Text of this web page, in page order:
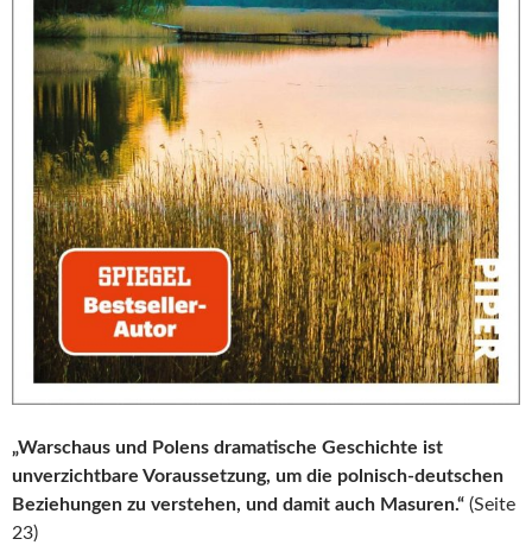
„Warschaus und Polens dramatische Geschichte ist
unverzichtbare Voraussetzung, um die polnisch-deutschen
Beziehungen zu verstehen, und damit auch Masuren.“ (Seite
23)